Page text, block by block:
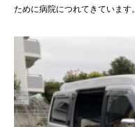
ために病院につれてきています。